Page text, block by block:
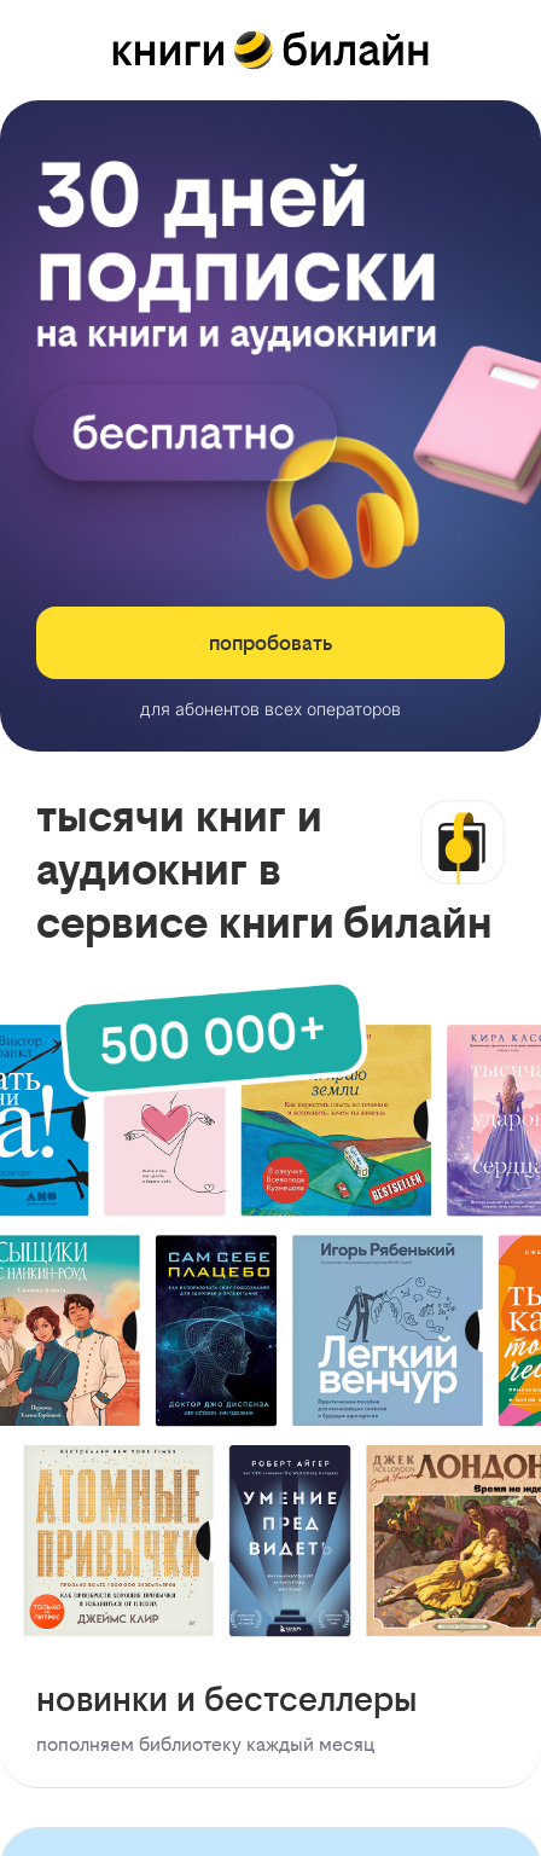
попробовать
для абонентов всех операторов
тысячи книг и
аудиокниг в
сервисе книги билайн
новинки и бестселлеры
пополняем библиотеку каждый месяц